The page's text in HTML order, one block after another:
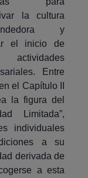
la cultura
y
el inicio de
Entre
el Capítulo II
la figura del
Limitada”,
individuales
a su
derivada de
a esta